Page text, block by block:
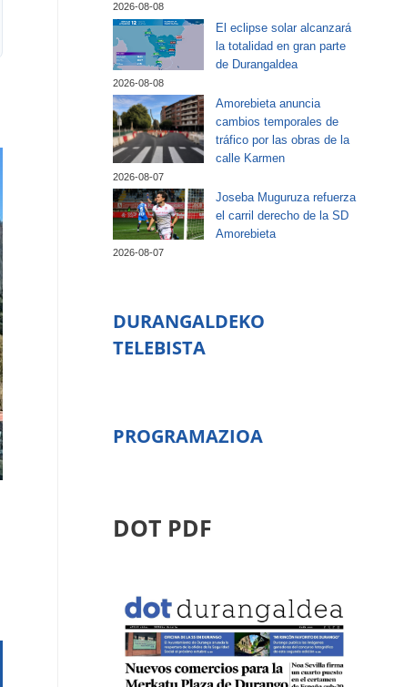
2026-08-08
El eclipse solar alcanzará
la totalidad en gran parte
de Durangaldea
2026-08-08
Amorebieta anuncia
cambios temporales de
tráfico por las obras de la
calle Karmen
2026-08-07
Joseba Muguruza refuerza
el carril derecho de la SD
Amorebieta
2026-08-07
DURANGALDEKO
TELEBISTA
PROGRAMAZIOA
DOT PDF